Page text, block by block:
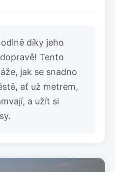
díky jeho
Tento
jak se snadno
ať už metrem,
a užít si